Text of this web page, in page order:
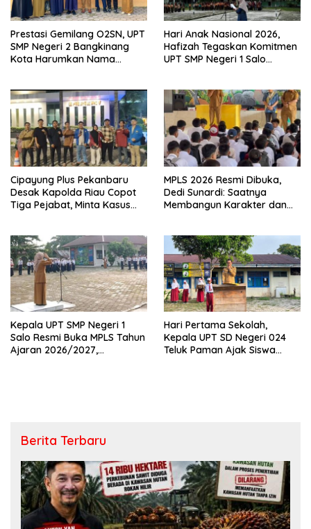
Prestasi Gemilang O2SN, UPT
SMP Negeri 2 Bangkinang
Kota Harumkan Nama
Hari Anak Nasional 2026,
Hafizah Tegaskan Komitmen
UPT SMP Negeri 1 Salo
Cipayung Plus Pekanbaru
Desak Kapolda Riau Copot
Tiga Pejabat, Minta Kasus
MPLS 2026 Resmi Dibuka,
Dedi Sunardi: Saatnya
Membangun Karakter dan
Kepala UPT SMP Negeri 1
Salo Resmi Buka MPLS Tahun
Ajaran 2026/2027,
Hari Pertama Sekolah,
Kepala UPT SD Negeri 024
Teluk Paman Ajak Siswa
Berita Terbaru